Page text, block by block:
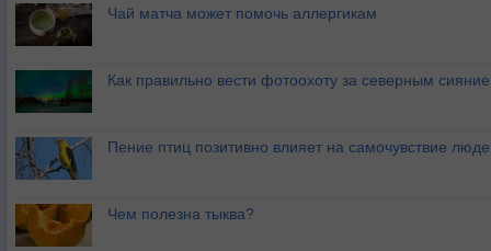
Чай матча может помочь аллергикам
Как правильно вести фотоохоту за северным
Пение птиц позитивно влияет на самочувствие
Чем полезна тыква?